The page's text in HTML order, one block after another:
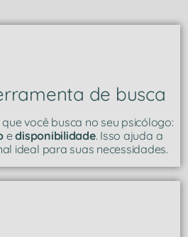
de busca
você busca no seu psicólogo:
edisponibilidade. Isso ajuda a
ideal para suas necessidades.